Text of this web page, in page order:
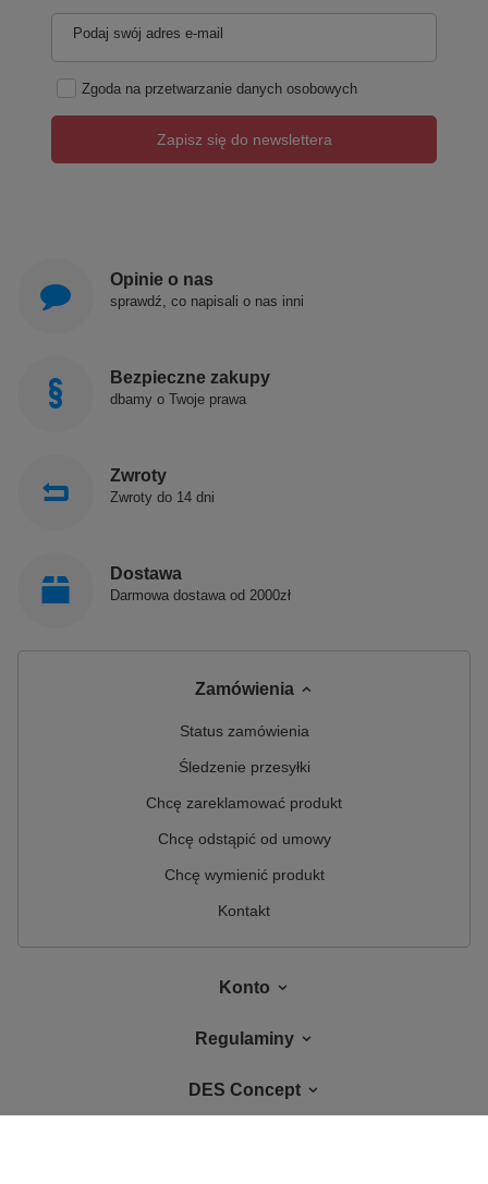
Podaj swój adres e-mail
Zgoda na przetwarzanie danych osobowych
Zapisz się do newslettera
Opinie o nas
sprawdź, co napisali o nas inni
Bezpieczne zakupy
dbamy o Twoje prawa
Zwroty
Zwroty do 14 dni
Dostawa
Darmowa dostawa od 2000zł
Zamówienia
Status zamówienia
Śledzenie przesyłki
Chcę zareklamować produkt
Chcę odstąpić od umowy
Chcę wymienić produkt
Kontakt
Konto
Regulaminy
DES Concept